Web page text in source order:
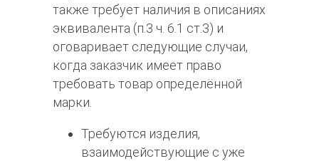
также требует наличия в описаниях
эквивалента (п.3 ч. 6.1 ст.3) и
оговаривает следующие случаи,
когда заказчик имеет право
требовать товар определённой
марки.
Требуются изделия,
взаимодействующие с уже